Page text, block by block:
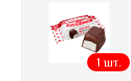
1 шт.